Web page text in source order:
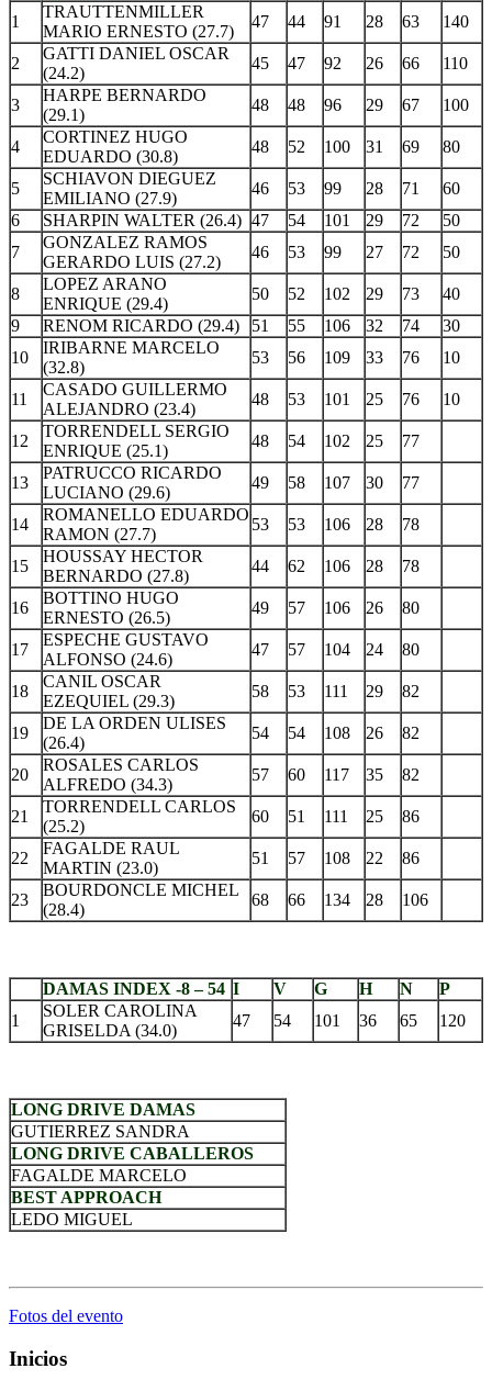
1
TRAUTTENMILLER
MARIO ERNESTO (27.7)
47 44 91 28 63 140
2
GATTI DANIEL OSCAR
(24.2)
45 47 92 26 66 110
3
HARPE BERNARDO
(29.1)
48 48 96 29 67 100
4
CORTINEZ HUGO
EDUARDO (30.8)
48 52 100 31 69 80
5
SCHIAVON DIEGUEZ
EMILIANO (27.9)
46 53 99 28 71
60
6
SHARPIN WALTER (26.4) 47 54 101 29 72
50
7
GONZALEZ RAMOS
GERARDO LUIS (27.2)
46 53 99 27 72 50
8
LOPEZ ARANO
ENRIQUE (29.4)
50 52 102 29 73
40
9
RENOM RICARDO (29.4) 51 55 106 32 74
30
10
IRIBARNE MARCELO
(32.8)
53 56 109 33 76 10
11
CASADO GUILLERMO
ALEJANDRO (23.4)
48 53 101 25 76 10
12
TORRENDELL SERGIO
ENRIQUE (25.1)
48 54 102 25 77
13
PATRUCCO RICARDO
LUCIANO (29.6)
49 58 107 30 77
14
ROMANELLO EDUARDO
RAMON (27.7)
53 53 106 28 78
15
HOUSSAY HECTOR
BERNARDO (27.8)
44 62 106 28 78
16
BOTTINO HUGO
ERNESTO (26.5)
49 57 106 26 80
17
ESPECHE GUSTAVO
ALFONSO (24.6)
47 57 104 24 80
18
CANIL OSCAR
EZEQUIEL (29.3)
58 53 111 29 82
19
DE LA ORDEN ULISES
(26.4)
54 54 108 26 82
20
ROSALES CARLOS
ALFREDO (34.3)
57 60 117 35 82
21
TORRENDELL CARLOS
(25.2)
60 51 111 25 86
22
FAGALDE RAUL
MARTIN (23.0)
51 57 108 22 86
23
BOURDONCLE MICHEL
(28.4)
68 66 134 28 106
DAMAS INDEX -8 – 54 I V G H N
P
1
SOLER CAROLINA
GRISELDA (34.0)
47 54 101 36 65 120
LONG DRIVE DAMAS
GUTIERREZ SANDRA
LONG DRIVE CABALLEROS
FAGALDE MARCELO
BEST APPROACH
LEDO MIGUEL
Fotos del evento
Inicios